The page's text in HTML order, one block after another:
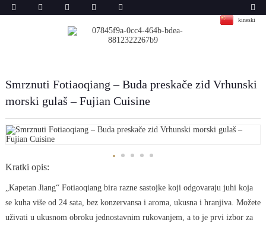
kineski
Smrznuti Fotiaoqiang – Buda preskače zid Vrhunski
morski gulaš – Fujian Cuisine
Kratki opis:
„Kapetan Jiang“ Fotiaoqiang bira razne sastojke koji odgovaraju juhi koja
se kuha više od 24 sata, bez konzervansa i aroma, ukusna i hranjiva. Možete
uživati ​​u ukusnom obroku jednostavnim rukovanjem, a to je prvi izbor za